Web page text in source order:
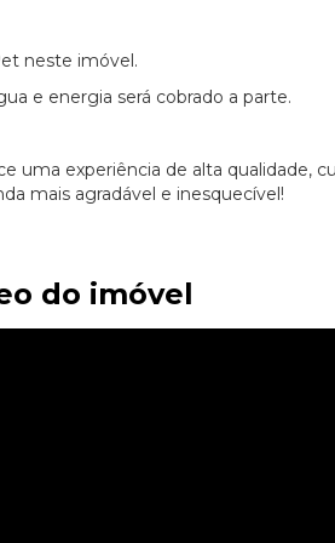
neste imóvel.
e energia será cobrado a parte.
uma experiência de alta qualidade,
mais agradável e inesquecível!
do imóvel